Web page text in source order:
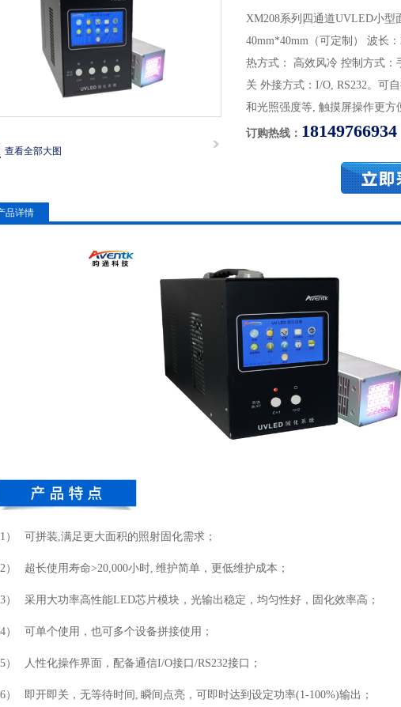
查看全部大图
XM208系列四通道UVLED小型
40mm*40mm（可定制） 波长
热方式： 高效风冷 控制方式
关 外接方式：I/O, RS232。可
和光照强度等, 触摸屏操作更方
订购热线： 18149766934
品详情
1） 可拼装,满足更大面积的照射固化需求；
2） 超长使用寿命>20,000小时, 维护简单，更低维护成本；
3） 采用大功率高性能LED芯片模块，光输出稳定，均匀性好，固化效率高；
4） 可单个使用，也可多个设备拼接使用；
5） 人性化操作界面，配备通信I/O接口/RS232接口 ；
6） 即开即关，无等待时间, 瞬间点亮，可即时达到设定功率(1-100%)输出；